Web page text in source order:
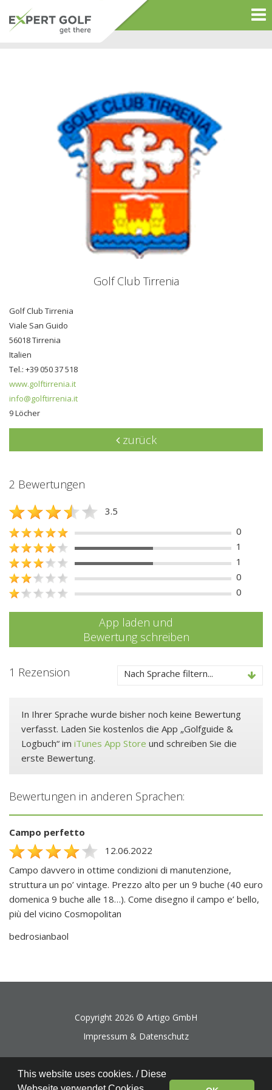
Golf Club Tirrenia
Golf Club Tirrenia
Viale San Guido
56018 Tirrenia
Italien
Tel.: +39 050 37 518
www.golftirrenia.it
info@golftirrenia.it
9 Löcher
zurück
2 Bewertungen
3.5
0
1
1
0
0
App laden und
Bewertung schreiben
1 Rezension Nach Sprache filtern...
In Ihrer Sprache wurde bisher noch keine Bewertung
verfasst. Laden Sie kostenlos die App „Golfguide &
Logbuch“ im iTunes App Store und schreiben Sie die
erste Bewertung.
Bewertungen in anderen Sprachen:
Campo perfetto
12.06.2022
Campo davvero in ottime condizioni di manutenzione,
struttura un po’ vintage. Prezzo alto per un 9 buche (40 euro
domenica 9 buche alle 18…). Come disegno il campo e’ bello,
più del vicino Cosmopolitan
bedrosianbaol
Copyright 2026 © Artigo GmbH
Impressum & Datenschutz
This website uses cookies. / Diese